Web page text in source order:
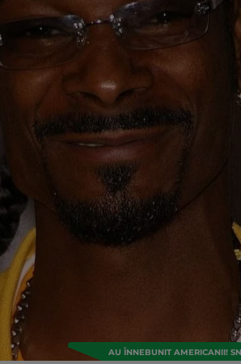
AU ÎNNEBUNIT AMERICANII!